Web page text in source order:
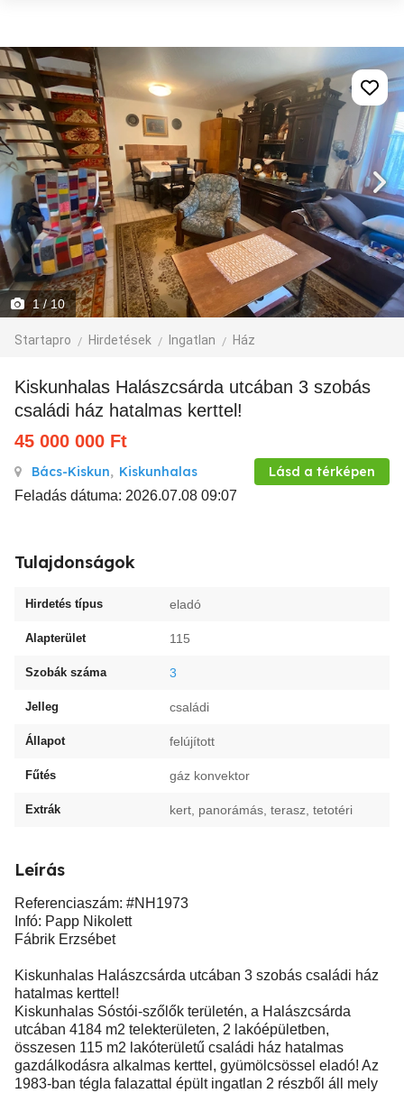
1/ 10
Startapro Hirdetések Ingatlan Ház
Kiskunhalas Halászcsárda utcában 3 szobás
családi ház hatalmas kerttel!
45 000 000 Ft
Bács-Kiskun, Kiskunhalas Lásd a térképen
Feladás dátuma: 2026.07.08 09:07
Tulajdonságok
Hirdetés típus eladó
Alapterület 115
Szobák száma 3
Jelleg családi
Állapot felújított
Fűtés gáz konvektor
Extrák kert, panorámás, terasz, tetotéri
Leírás
Referenciaszám: #NH1973
Infó: Papp Nikolett
Fábrik Erzsébet
Kiskunhalas Halászcsárda utcában 3 szobás családi ház
hatalmas kerttel!
Kiskunhalas Sóstói-szőlők területén, a Halászcsárda
utcában 4184 m2 telekterületen, 2 lakóépületben,
összesen 115 m2 lakóterületű családi ház hatalmas
gazdálkodásra alkalmas kerttel, gyümölcsössel eladó! Az
1983-ban tégla falazattal épült ingatlan 2 részből áll mely